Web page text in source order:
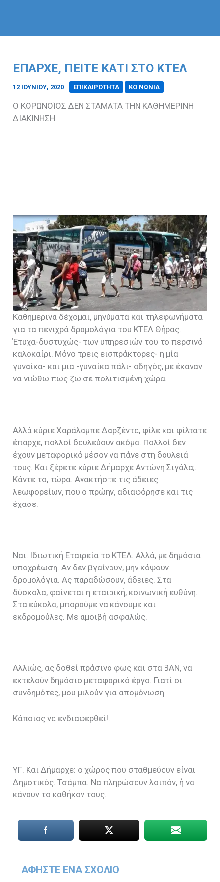
ΕΠΑΡΧΕ, ΠΕΙΤΕ ΚΑΤΙ ΣΤΟ ΚΤΕΛ
12 ΙΟΥΝΊΟΥ, 2020 ΕΠΙΚΑΙΡΟΤΗΤΑ ΚΟΙΝΩΝΙΑ
Ο ΚΟΡΩΝΟΪΟΣ ΔΕΝ ΣΤΑΜΑΤΑ ΤΗΝ ΚΑΘΗΜΕΡΙΝΗ
ΔΙΑΚΙΝΗΣΗ
Καθημερινά δέχομαι, μηνύματα και τηλεφωνήματα
για τα πενιχρά δρομολόγια του ΚΤΕΛ Θήρας.
Έτυχα-δυστυχώς- των υπηρεσιών του το περσινό
καλοκαίρι. Μόνο τρεις εισπράκτορες- η μία
γυναίκα- και μια -γυναίκα πάλι- οδηγός, με έκαναν
να νιώθω πως ζω σε πολιτισμένη χώρα.
Αλλά κύριε Χαράλαμπε Δαρζέντα, φίλε και φίλτατε
έπαρχε, πολλοί δουλεύουν ακόμα. Πολλοί δεν
έχουν μεταφορικό μέσον να πάνε στη δουλειά
τους. Και ξέρετε κύριε Δήμαρχε Αντώνη Σιγάλα;.
Κάντε το, τώρα. Ανακτήστε τις άδειες
λεωφορείων, που ο πρώην, αδιαφόρησε και τις
έχασε.
Ναι. Ιδιωτική Εταιρεία το ΚΤΕΛ. Αλλά, με δημόσια
υποχρέωση. Αν δεν βγαίνουν, μην κόψουν
δρομολόγια. Ας παραδώσουν, άδειες. Στα
δύσκολα, φαίνεται η εταιρική, κοινωνική ευθύνη.
Στα εύκολα, μπορούμε να κάνουμε και
εκδρομούλες. Με αμοιβή ασφαλώς.
Αλλιώς, ας δοθεί πράσινο φως και στα ΒΑΝ, να
εκτελούν δημόσιο μεταφορικό έργο. Γιατί οι
συνδημότες, μου μιλούν για απομόνωση.
Κάποιος να ενδιαφερθεί!.
ΥΓ. Και Δήμαρχε: ο χώρος που σταθμεύουν είναι
Δημοτικός. Τσάμπα. Να πληρώσουν λοιπόν, ή να
κάνουν το καθήκον τους.
ΑΦΉΣΤΕ ΈΝΑ ΣΧΌΛΙΟ